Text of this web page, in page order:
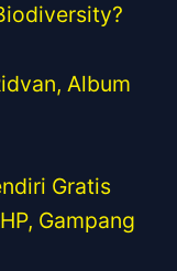
Album
Gratis
Gampang